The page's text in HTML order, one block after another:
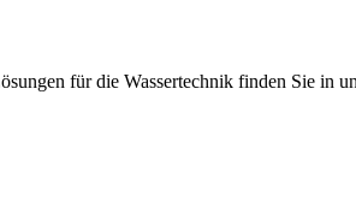
für die Wassertechnik finden Sie in